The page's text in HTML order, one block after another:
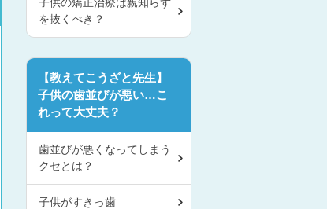
を抜くべき？
【教えてこうざと先生】
子供の歯並びが悪い…こ
れって大丈夫？
歯並びが悪くなってしまう
クセとは？
子供がすきっ歯